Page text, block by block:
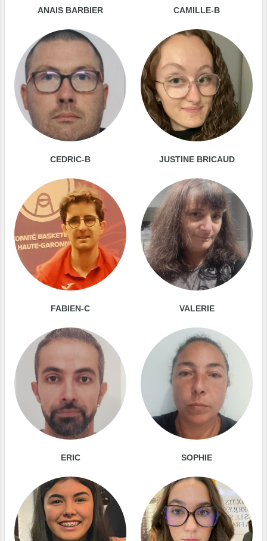
ANAIS BARBIER CAMILLE-B
CEDRIC-B JUSTINE BRICAUD
FABIEN-C VALERIE
ERIC SOPHIE